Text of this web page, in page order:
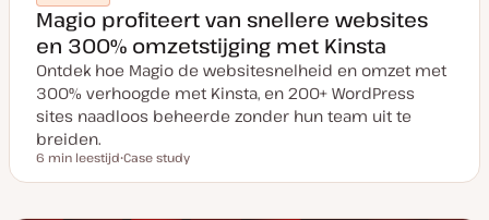
Magio profiteert van snellere websites
en 300% omzetstijging met Kinsta
Ontdek hoe Magio de websitesnelheid en omzet met
300% verhoogde met Kinsta, en 200+ WordPress
sites naadloos beheerde zonder hun team uit te
breiden.
Leestijd
6 min leestijd
o
Case study